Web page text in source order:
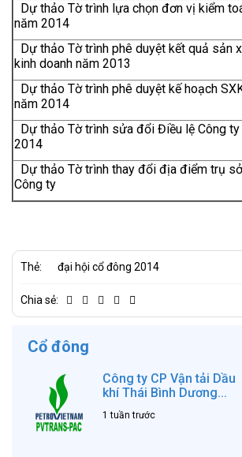
Dự thảo Tờ trình lựa chọn đơn vị kiểm
năm 2014
Dự thảo Tờ trình phê duyệt kết quả sản
kinh doanh năm 2013
Dự thảo Tờ trình phê duyệt kế hoạch
năm 2014
Dự thảo Tờ trình sửa đổi Điều lệ Công ty
2014
Dự thảo Tờ trình thay đổi địa điểm trụ sở
Công ty
Thẻ: đại hội cổ đông 2014
Chia sẻ:
Cổ đông
Công ty CP Vận tải Dầu
khí Thái Bình Dương...
1 tuần trước